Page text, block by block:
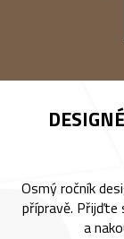
Osmý ročník
přípravě. Přijďte
a